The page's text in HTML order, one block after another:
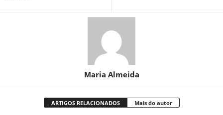
Maria Almeida
ARTIGOS RELACIONADOS Mais do autor